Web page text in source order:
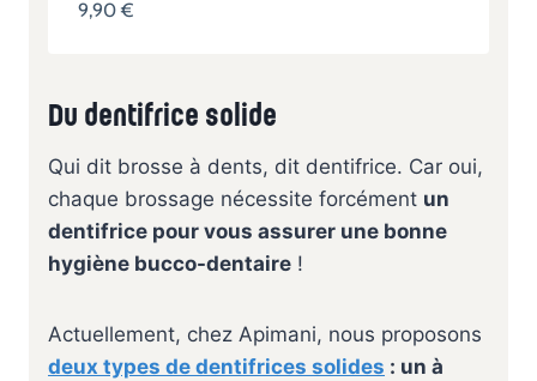
9,90€
Du dentifrice solide
Qui dit brosse à dents, dit dentifrice. Car oui,
chaque brossage nécessite forcément un
dentifrice pour vous assurer une bonne
hygiène bucco-dentaire !
Actuellement, chez Apimani, nous proposons
deux types de dentifrices solides : un à